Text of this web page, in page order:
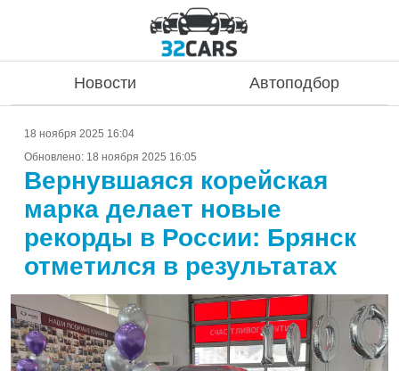
Новости Автоподбор
18 ноября 2025 16:04
Обновлено: 18 ноября 2025 16:05
Вернувшаяся корейская
марка делает новые
рекорды в России: Брянск
отметился в результатах